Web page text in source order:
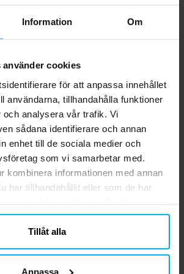
Information Om
använder cookies
för att anpassa innehållet
användarna, tillhandahålla funktioner
och analysera vår trafik. Vi
sådana identifierare och annan
enhet till de sociala medier och
som vi samarbetar med.
kombinera informationen med annan
har tillhandahållit eller som de har
ditt samtycke.
Tillåt alla
Anpassa
pack
Tallrikar 8-pack
köpte även